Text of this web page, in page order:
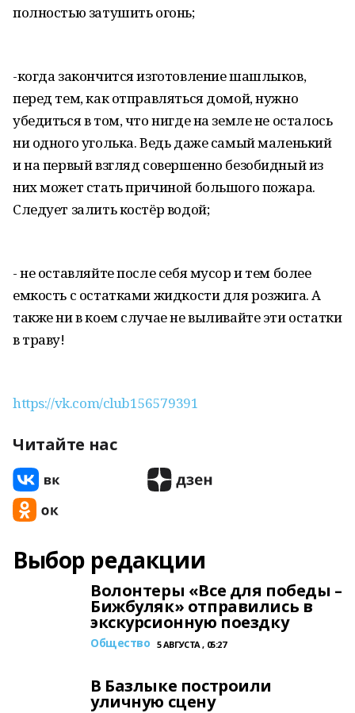
полностью затушить огонь;
-когда закончится изготовление шашлыков,
перед тем, как отправляться домой, нужно
убедиться в том, что нигде на земле не осталось
ни одного уголька. Ведь даже самый маленький
и на первый взгляд совершенно безобидный из
них может стать причиной большого пожара.
Следует залить костёр водой;
- не оставляйте после себя мусор и тем более
емкость с остатками жидкости для розжига. А
также ни в коем случае не выливайте эти остатки
в траву!
https://vk.com/club156579391
Читайте нас
Выбор редакции
Волонтеры «Все для победы –
Бижбуляк» отправились в
экскурсионную поездку
Общество 5 АВГУСТА , 05:27
В Базлыке построили
уличную сцену